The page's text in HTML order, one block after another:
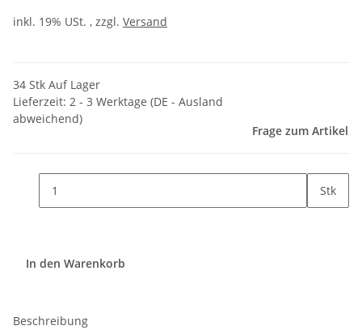
inkl. 19% USt. , zzgl. Versand
34 Stk Auf Lager
Lieferzeit: 2 - 3 Werktage (DE - Ausland
abweichend)
Frage zum Artikel
Stk
In den Warenkorb
Beschreibung